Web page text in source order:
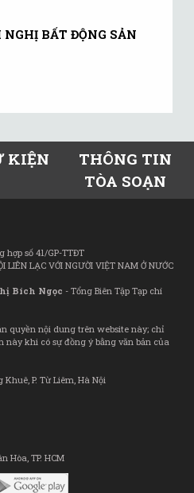
NGHỊ BẤT ĐỘNG SẢN
KIỆN
THÔNG TIN
TÒA SOẠN
số 41/GP-TTĐT
LẠC VỚI NGƯỜI VIỆT NAM Ở NƯỚC
Bích Ngọc - Tổng Biên Tập Tạp chí
quyền nội dung trên website này; chỉ
khi có sự đồng ý bằng văn bản của
Khuê, P. Từ Liêm, Hà Nội
Hòa, TP. HCM